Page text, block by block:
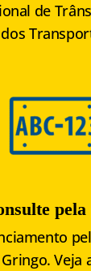
de
dos
pela
Veja